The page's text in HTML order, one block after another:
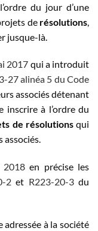
du jour d’une
de résolutions
jusque-là.
2017 qui a introduit
27 alinéa 5 du Code
associés détenant
inscrire à l’ordre du
de résolutionsqui
associés.
2018 en précise les
2et R223-20-3du
à la société